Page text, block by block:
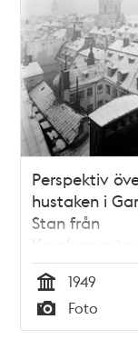
Perspektiv
hustaken i
Stan från
Tid
1949
Typ
Foto